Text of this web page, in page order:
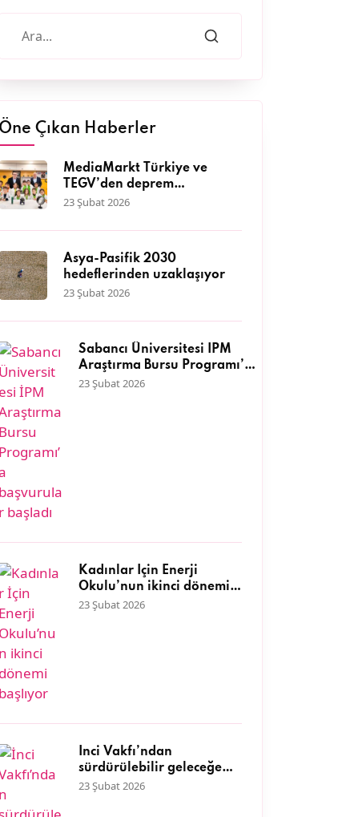
Öne Çıkan Haberler
MediaMarkt Türkiye ve
TEGV’den deprem
bölgesinde 11 bini aşkın
desteği
23 Şubat 2026
Asya-Pasifik 2030
hedeflerinden uzaklaşıyor
23 Şubat 2026
Sabancı Üniversitesi İPM
Araştırma Bursu Programı’a
başvurular başladı
23 Şubat 2026
Kadınlar İçin Enerji
Okulu’nun ikinci dönemi
başlıyor
23 Şubat 2026
İnci Vakfı’ndan
sürdürülebilir geleceğe
katkı: IV. Hasat Hibe
23 Şubat 2026